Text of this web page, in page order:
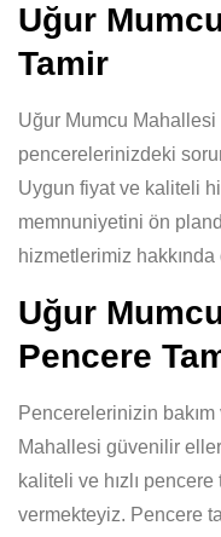
Uğur
Tamir
Uğur Mumcu
pencerelerinizdeki
Uygun fiyat ve kaliteli
memnuniyetini ön
hizmetlerimiz
Uğur
Pencere
Pencerelerinizin
Mahallesi güvenilir
kaliteli ve hızlı
vermekteyiz. Pencere